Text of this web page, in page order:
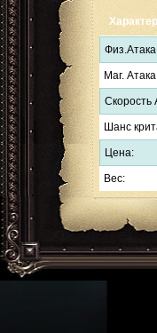
Маг.
Скорость
Шанс
Цена:
Вес: